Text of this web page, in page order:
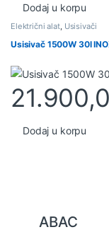
Dodaj u korpu
Električni alat, Usisivači
Usisivač 1500W 30l
Dodaj u korpu
ABAC